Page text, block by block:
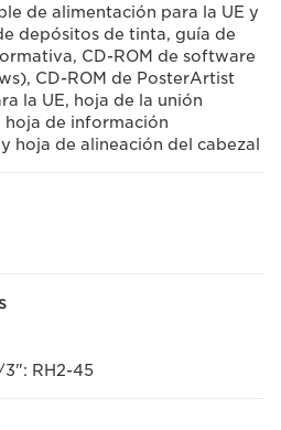
de alimentación para la UE y
depósitos de tinta, guía de
CD-ROM de software
CD-ROM de PosterArtist
la UE, hoja de la unión
hoja de información
hoja de alineación del cabezal
RH2-45